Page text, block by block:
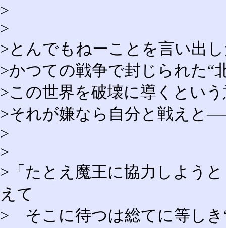
>
>
>とんでもねーことを言い出
>かつての戦争で封じられた“
>この世界を破壊に導くとい
>それが嫌なら自分と戦えと
>
>
>「たとえ魔王に協力しよう
えて
> そこに待つは総てに等しき